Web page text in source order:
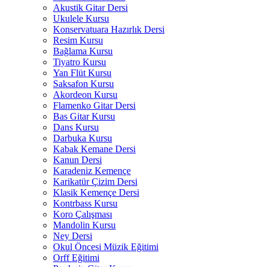
Akustik Gitar Dersi
Ukulele Kursu
Konservatuara Hazırlık Dersi
Resim Kursu
Bağlama Kursu
Tiyatro Kursu
Yan Flüt Kursu
Saksafon Kursu
Akordeon Kursu
Flamenko Gitar Dersi
Bas Gitar Kursu
Dans Kursu
Darbuka Kursu
Kabak Kemane Dersi
Kanun Dersi
Karadeniz Kemençe
Karikatür Çizim Dersi
Klasik Kemençe Dersi
Kontrbass Kursu
Koro Çalışması
Mandolin Kursu
Ney Dersi
Okul Öncesi Müzik Eğitimi
Orff Eğitimi